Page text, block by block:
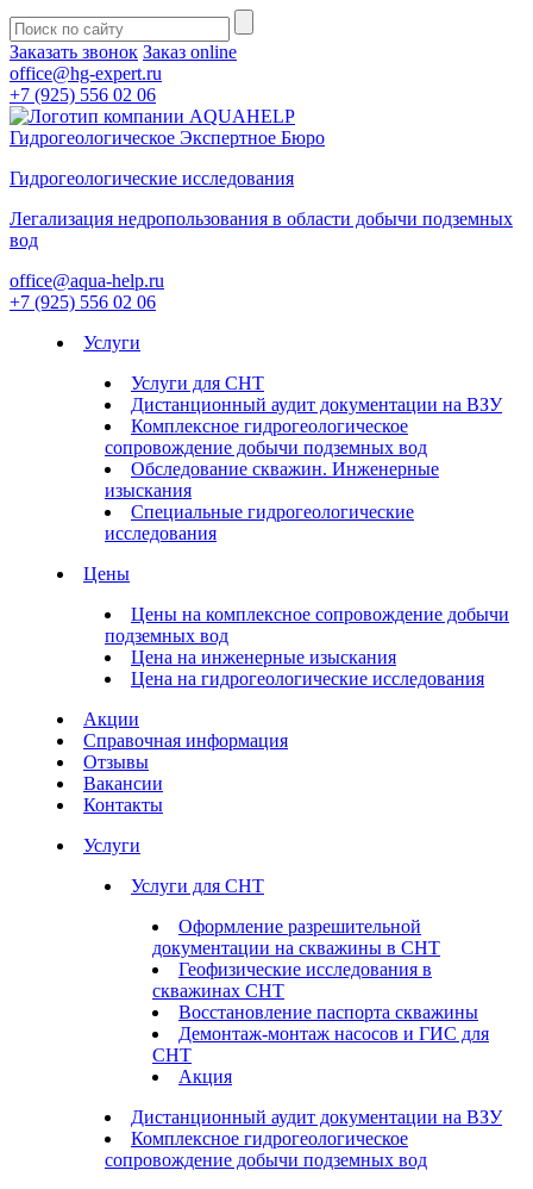
Заказать звонок Заказ online
office@hg-expert.ru
+7 (925) 556 02 06
Гидрогеологическое Экспертное Бюро
Гидрогеологические исследования
Легализация недропользования в области добычи подземных
вод
office@aqua-help.ru
+7 (925) 556 02 06
Услуги
Услуги для СНТ
Дистанционный аудит документации на ВЗУ
Комплексное гидрогеологическое
сопровождение добычи подземных вод
Обследование скважин. Инженерные
изыскания
Специальные гидрогеологические
исследования
Цены
Цены на комплексное сопровождение добычи
подземных вод
Цена на инженерные изыскания
Цена на гидрогеологические исследования
Акции
Справочная информация
Отзывы
Вакансии
Контакты
Услуги
Услуги для СНТ
Оформление разрешительной
документации на скважины в СНТ
Геофизические исследования в
скважинах СНТ
Восстановление паспорта скважины
Демонтаж-монтаж насосов и ГИС для
СНТ
Акция
Дистанционный аудит документации на ВЗУ
Комплексное гидрогеологическое
сопровождение добычи подземных вод